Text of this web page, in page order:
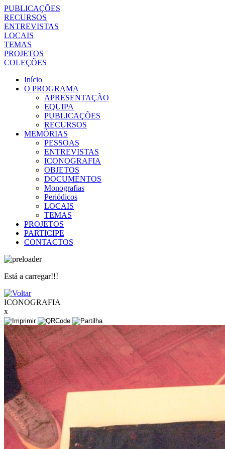
PUBLICAÇÕES
RECURSOS
ENTREVISTAS
LOCAIS
TEMAS
PROJETOS
COLEÇÕES
Início
O PROGRAMA
APRESENTAÇÃO
EQUIPA
PUBLICAÇÕES
RECURSOS
MEMÓRIAS
PESSOAS
ENTREVISTAS
ICONOGRAFIA
OBJETOS
DOCUMENTOS
Monografias
Periódicos
LOCAIS
TEMAS
PROJETOS
PARTICIPE
CONTACTOS
Está a carregar!!!
ICONOGRAFIA
x